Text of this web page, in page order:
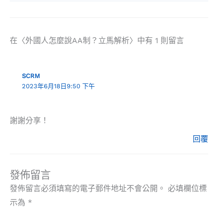
在〈外國人怎麼說AA制？立馬解析〉中有 1 則留言
SCRM
2023年6月18日9:50 下午
謝謝分享！
回覆
發佈留言
發佈留言必須填寫的電子郵件地址不會公開。 必填欄位標
示為 *